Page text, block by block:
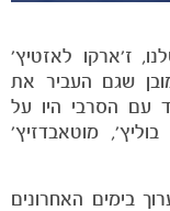
ז'ארקו לאזטיץ'
שגם העביר את
עם הסרבי היו על
מוטאבדזיץ'
בימים האחרונים